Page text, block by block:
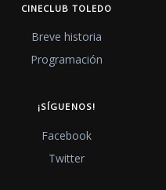
CINECLUB TOLEDO
Breve historia
Programación
¡SÍGUENOS!
Facebook
Twitter